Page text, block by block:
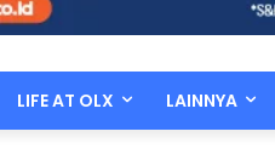
LIFE AT OLX LAINNYA